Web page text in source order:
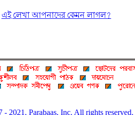
এই লেখা আপনাদের কেমন লাগল?
- 2021, Parabaas, Inc. All rights reserved.